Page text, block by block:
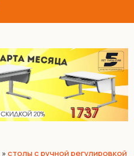
» столы с ручной регулировкой